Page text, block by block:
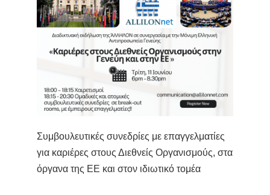
Συμβουλευτικές συνεδρίες με επαγγελματίες
για καριέρες στους Διεθνείς Οργανισμούς, στα
όργανα της ΕΕ και στον ιδιωτικό τομέα